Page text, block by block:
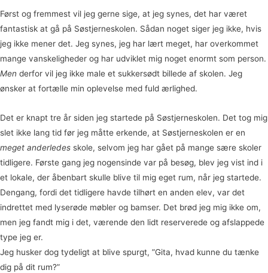
Først og fremmest vil jeg gerne sige, at jeg synes, det har været
fantastisk at gå på Søstjerneskolen. Sådan noget siger jeg ikke, hvis
jeg ikke mener det. Jeg synes, jeg har lært meget, har overkommet
mange vanskeligheder og har udviklet mig noget enormt som person.
Men derfor vil jeg ikke male et sukkersødt billede af skolen. Jeg
ønsker at fortælle min oplevelse med fuld ærlighed.
Det er knapt tre år siden jeg startede på Søstjerneskolen. Det tog mig
slet ikke lang tid før jeg måtte erkende, at Søstjerneskolen er en
meget anderledes skole, selvom jeg har gået på mange sære skoler
tidligere. Første gang jeg nogensinde var på besøg, blev jeg vist ind i
et lokale, der åbenbart skulle blive til mig eget rum, når jeg startede.
Dengang, fordi det tidligere havde tilhørt en anden elev, var det
indrettet med lyserøde møbler og bamser. Det brød jeg mig ikke om,
men jeg fandt mig i det, værende den lidt reserverede og afslappede
type jeg er.
Jeg husker dog tydeligt at blive spurgt, ”Gita, hvad kunne du tænke
dig på dit rum?”